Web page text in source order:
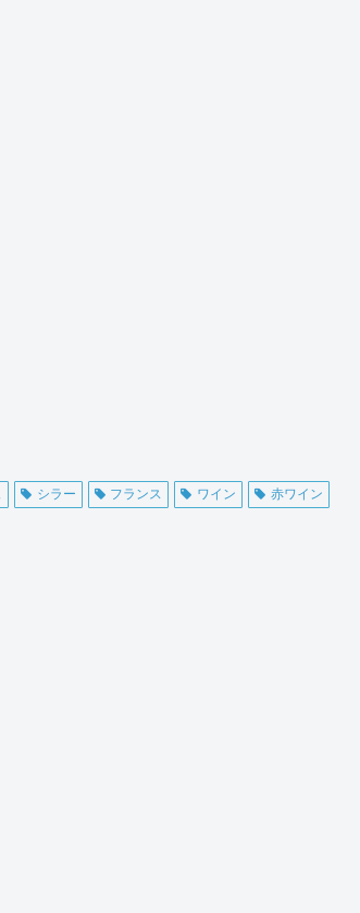
シラー フランス ワイン 赤ワイン